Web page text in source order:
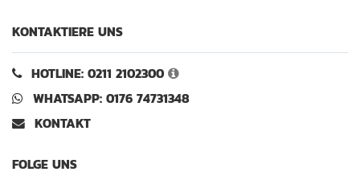
KONTAKTIERE UNS
HOTLINE: 0211 2102300
WHATSAPP: 0176 74731348
KONTAKT
FOLGE UNS